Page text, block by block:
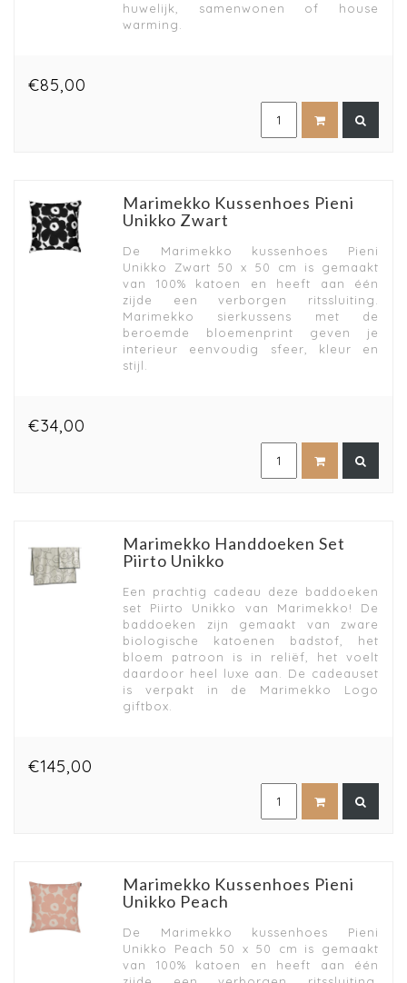
huwelijk, samenwonen of house
warming.
€85,00
Marimekko Kussenhoes Pieni
Unikko Zwart
De Marimekko kussenhoes Pieni
Unikko Zwart 50 x 50 cm is gemaakt
van 100% katoen en heeft aan één
zijde een verborgen ritssluiting.
Marimekko sierkussens met de
beroemde bloemenprint geven je
interieur eenvoudig sfeer, kleur en
stijl.
€34,00
Marimekko Handdoeken Set
Piirto Unikko
Een prachtig cadeau deze baddoeken
set Piirto Unikko van Marimekko! De
baddoeken zijn gemaakt van zware
biologische katoenen badstof, het
bloem patroon is in reliëf, het voelt
daardoor heel luxe aan. De cadeauset
is verpakt in de Marimekko Logo
giftbox.
€145,00
Marimekko Kussenhoes Pieni
Unikko Peach
De Marimekko kussenhoes Pieni
Unikko Peach 50 x 50 cm is gemaakt
van 100% katoen en heeft aan één